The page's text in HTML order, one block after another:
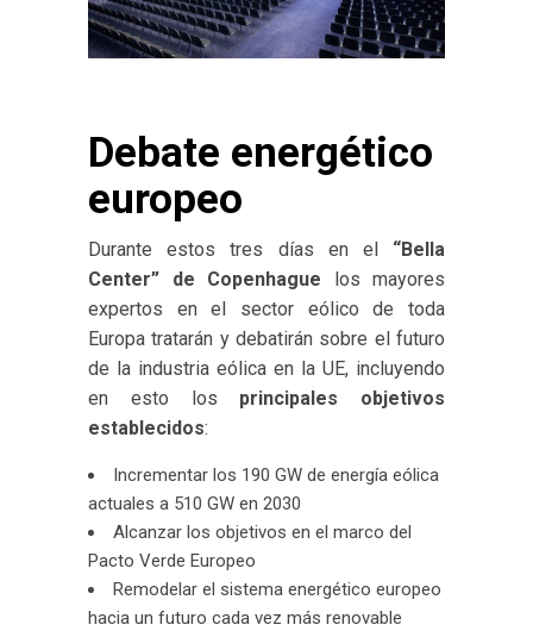
Debate energético
europeo
Durante estos tres días en el “Bella
Center” de Copenhague los mayores
expertos en el sector eólico de toda
Europa tratarán y debatirán sobre el futuro
de la industria eólica en la UE, incluyendo
en esto los principales objetivos
establecidos:
Incrementar los 190 GW de energía eólica
actuales a 510 GW en 2030
Alcanzar los objetivos en el marco del
Pacto Verde Europeo
Remodelar el sistema energético europeo
hacia un futuro cada vez más renovable